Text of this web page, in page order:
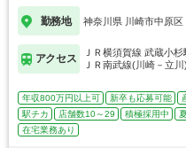
勤務地 神奈川県 川崎市中原区
アクセス
ＪＲ横須賀線 武蔵小杉
ＪＲ南武線(川崎－立
年収800万円以上可 新卒も応募可能
駅チカ
店舗数10～29 積極採用中
在宅業務あり